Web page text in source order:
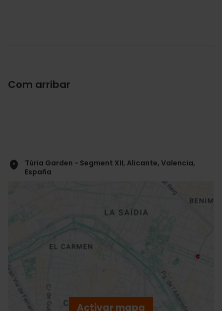
Com arribar
Túria Garden - Segment XII, Alicante, Valencia,
España
Activar mapa